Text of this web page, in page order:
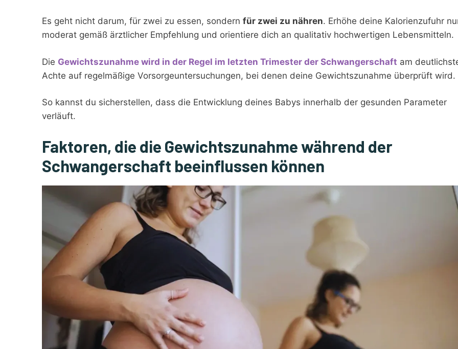
Es geht nicht darum, für zwei zu essen, sondern für zwei zu nähren. Erhöhe deine Kalorienzufuhr
moderat gemäß ärztlicher Empfehlung und orientiere dich an qualitativ hochwertigen Lebensmitteln.
Die Gewichtszunahme wird in der Regel im letzten Trimester der Schwangerschaft am
Achte auf regelmäßige Vorsorgeuntersuchungen, bei denen deine Gewichtszunahme überprüft wird.
So kannst du sicherstellen, dass die Entwicklung deines Babys innerhalb der gesunden Parameter
verläuft.
Faktoren, die die Gewichtszunahme während der
Schwangerschaft beeinflussen können